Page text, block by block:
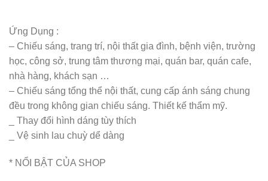
Ứng Dụng :
– Chiếu sáng, trang trí, nội thất gia đình, bệnh viện, trường
học, công sở, trung tâm thương mại, quán bar, quán cafe,
nhà hàng, khách sạn …
– Chiếu sáng tổng thể nội thất, cung cấp ánh sáng chung
đều trong không gian chiếu sáng. Thiết kế thẩm mỹ.
_ Thay đổi hình dáng tùy thích
_ Vệ sinh lau chuỳ dể dàng
* NỔI BẬT CỦA SHOP